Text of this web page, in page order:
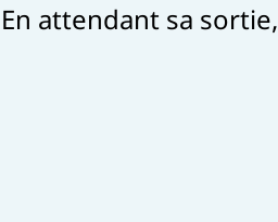
attendant sa sortie,